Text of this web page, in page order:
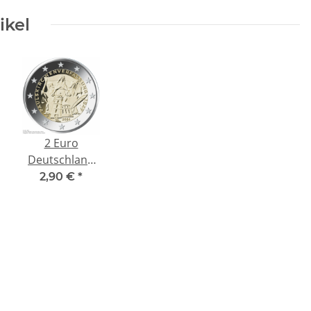
2 Euro
Deutschland
2024 " J " - 175.
2,90 € *